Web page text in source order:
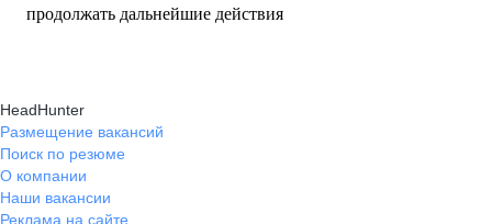
продолжать дальнейшие действия
HeadHunter
Размещение вакансий
Поиск по резюме
О компании
Наши вакансии
Реклама на сайте